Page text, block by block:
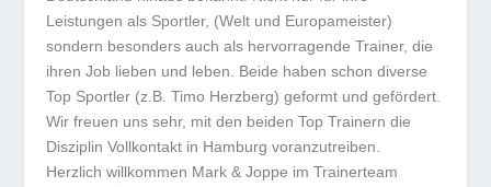
Leistungen als Sportler, (Welt und Europameister)
sondern besonders auch als hervorragende Trainer, die
ihren Job lieben und leben. Beide haben schon diverse
Top Sportler (z.B. Timo Herzberg) geformt und gefördert.
Wir freuen uns sehr, mit den beiden Top Trainern die
Disziplin Vollkontakt in Hamburg voranzutreiben.
Herzlich willkommen Mark & Joppe im Trainerteam